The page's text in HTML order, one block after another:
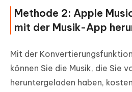
Methode 2: Apple
mit der Musik-App
Mit der
können Sie die Musik, die Sie
heruntergeladen haben,